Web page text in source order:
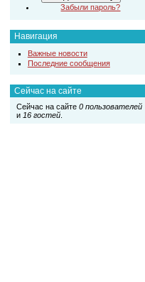
Забыли пароль?
Навигация
Важные новости
Последние сообщения
Сейчас на сайте
Сейчас на сайте 0 пользователей
и 16 гостей.